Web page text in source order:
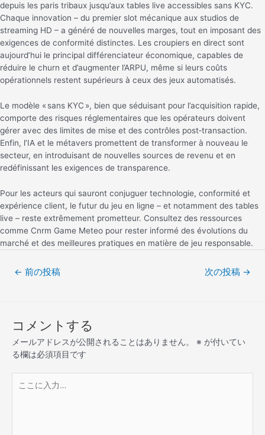
depuis les paris tribaux jusqu’aux tables live accessibles sans KYC.
Chaque innovation – du premier slot mécanique aux studios de
streaming HD – a généré de nouvelles marges, tout en imposant des
exigences de conformité distinctes. Les croupiers en direct sont
aujourd’hui le principal différenciateur économique, capables de
réduire le churn et d’augmenter l’ARPU, même si leurs coûts
opérationnels restent supérieurs à ceux des jeux automatisés.
Le modèle « sans KYC », bien que séduisant pour l’acquisition rapide,
comporte des risques réglementaires que les opérateurs doivent
gérer avec des limites de mise et des contrôles post‑transaction.
Enfin, l’IA et le métavers promettent de transformer à nouveau le
secteur, en introduisant de nouvelles sources de revenu et en
redéfinissant les exigences de transparence.
Pour les acteurs qui sauront conjuguer technologie, conformité et
expérience client, le futur du jeu en ligne – et notamment des tables
live – reste extrêmement prometteur. Consultez des ressources
comme Cnrm Game Meteo pour rester informé des évolutions du
marché et des meilleures pratiques en matière de jeu responsable.
← 前の投稿 次の投稿 →
コメントする
メールアドレスが公開されることはありません。 ※ が付いてい
る欄は必須項目です